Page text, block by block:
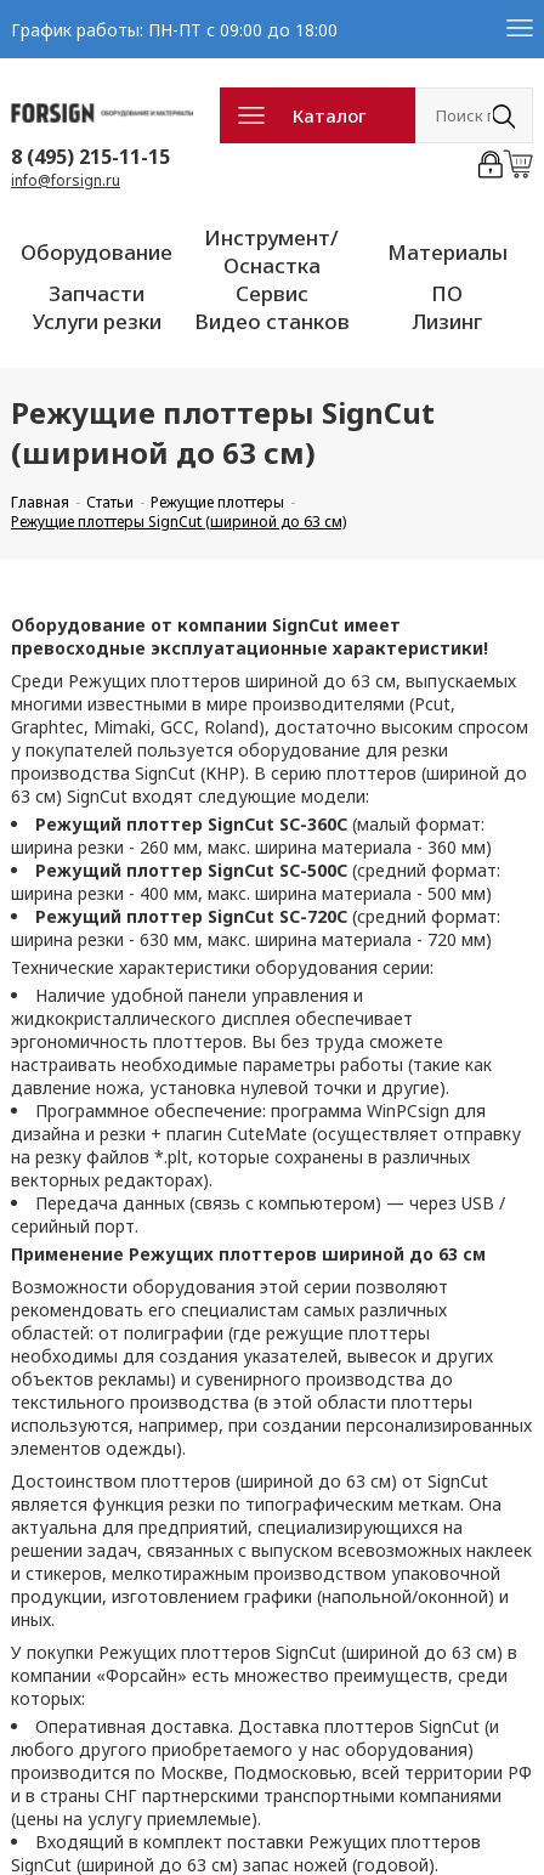
График работы: ПН-ПТ с 09:00 до 18:00
Каталог
8 (495) 215-11-15
info@forsign.ru
Оборудование
Инструмент/
Оснастка
Материалы
Запчасти
Сервис
ПО
Услуги резки
Видео станков Лизинг
Режущие плоттеры SignCut
(шириной до 63 см)
Главная Статьи
Режущие плоттеры
Режущие плоттеры SignCut (шириной до 63 см)
Оборудование от компании SignCut имеет
превосходные эксплуатационные характеристики!
Среди Режущих плоттеров шириной до 63 см, выпускаемых
многими известными в мире производителями (Pcut,
Graphtec, Mimaki, GCC, Roland), достаточно высоким спросом
у покупателей пользуется оборудование для резки
производства SignCut (КНР). В серию плоттеров (шириной до
63 см) SignCut входят следующие модели:
Режущий плоттер SignCut SC-360C(малый формат:
ширина резки - 260 мм, макс. ширина материала - 360 мм)
Режущий плоттер SignCut SC-500C(средний формат:
ширина резки - 400 мм, макс. ширина материала - 500 мм)
Режущий плоттер SignCut SC-720C(средний формат:
ширина резки - 630 мм, макс. ширина материала - 720 мм)
Технические характеристики оборудования серии:
Наличие удобной панели управления и
жидкокристаллического дисплея обеспечивает
эргономичность плоттеров. Вы без труда сможете
настраивать необходимые параметры работы (такие как
давление ножа, установка нулевой точки и другие).
Программное обеспечение: программа WinPCsign для
дизайна и резки + плагин CuteMate (осуществляет отправку
на резку файлов *.plt, которые сохранены в различных
векторных редакторах).
Передача данных (связь с компьютером) — через USB /
серийный порт.
Применение Режущих плоттеров шириной до 63 см
Возможности оборудования этой серии позволяют
рекомендовать его специалистам самых различных
областей: от полиграфии (где режущие плоттеры
необходимы для создания указателей, вывесок и других
объектов рекламы) и сувенирного производства до
текстильного производства (в этой области плоттеры
используются, например, при создании персонализированных
элементов одежды).
Достоинством плоттеров (шириной до 63 см) от SignCut
является функция резки по типографическим меткам. Она
актуальна для предприятий, специализирующихся на
решении задач, связанных с выпуском всевозможных наклеек
и стикеров, мелкотиражным производством упаковочной
продукции, изготовлением графики (напольной/оконной) и
иных.
У покупки Режущих плоттеров SignCut (шириной до 63 см) в
компании «Форсайн» есть множество преимуществ, среди
которых:
Оперативная доставка. Доставка плоттеров SignCut (и
любого другого приобретаемого у нас оборудования)
производится по Москве, Подмосковью, всей территории РФ
и в страны СНГ партнерскими транспортными компаниями
(цены на услугу приемлемые).
Входящий в комплект поставки Режущих плоттеров
SignCut (шириной до 63 см) запас ножей (годовой).